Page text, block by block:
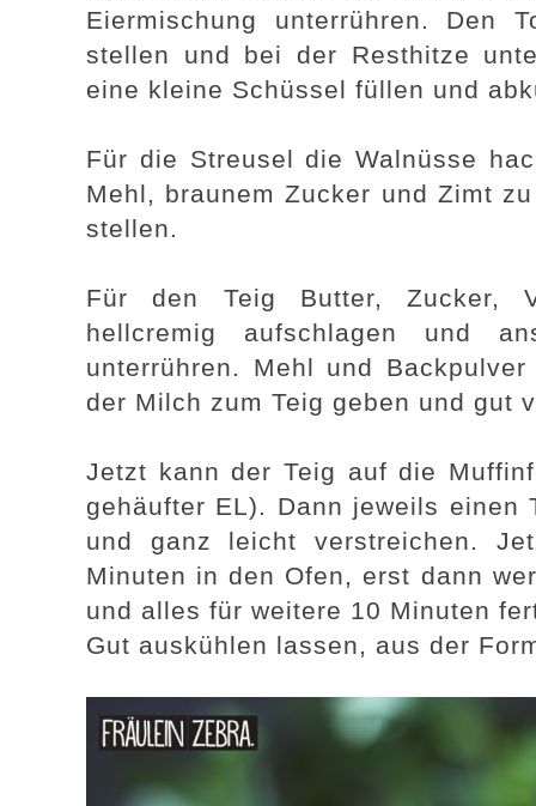
Eiermischung unterrühren. Den
stellen und bei der Resthitze
eine kleine Schüssel füllen und
Für die Streusel die Walnüsse
Mehl, braunem Zucker und Zimt
stellen.
Für den Teig Butter, Zucker,
hellcremig aufschlagen und
unterrühren. Mehl und
der Milch zum Teig geben und gut
Jetzt kann der Teig auf die
gehäufter EL). Dann jeweils einen
und ganz leicht verstreichen.
Minuten in den Ofen, erst dann
und alles für weitere 10 Minuten
Gut auskühlen lassen, aus der